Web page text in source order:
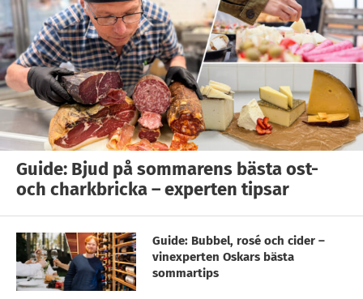
Guide: Bjud på sommarens bästa ost-
och charkbricka – experten tipsar
Guide: Bubbel, rosé och cider –
vinexperten Oskars bästa
sommartips